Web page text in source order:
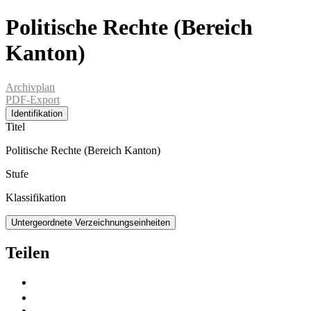
Politische Rechte (Bereich
Kanton)
Archivplan
PDF-Export
Identifikation
Titel
Politische Rechte (Bereich Kanton)
Stufe
Klassifikation
Untergeordnete Verzeichnungseinheiten
Teilen